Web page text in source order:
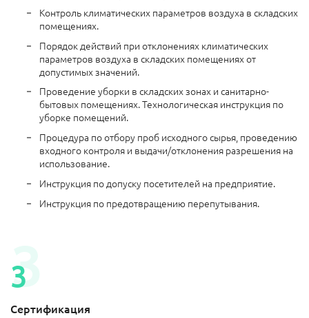
Контроль климатических параметров воздуха в складских
помещениях.
Порядок действий при отклонениях климатических
параметров воздуха в складских помещениях от
допустимых значений.
Проведение уборки в складских зонах и санитарно-
бытовых помещениях. Технологическая инструкция по
уборке помещений.
Процедура по отбору проб исходного сырья, проведению
входного контроля и выдачи/отклонения разрешения на
использование.
Инструкция по допуску посетителей на предприятие.
Инструкция по предотвращению перепутывания.
Сертификация